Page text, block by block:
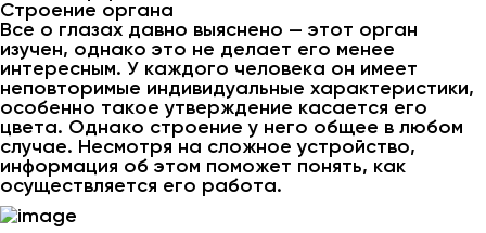
Строение органа
Все о глазах давно выяснено — этот орган
изучен, однако это не делает его менее
интересным. У каждого человека он имеет
неповторимые индивидуальные характеристики,
особенно такое утверждение касается его
цвета. Однако строение у него общее в любом
случае. Несмотря на сложное устройство,
информация об этом поможет понять, как
осуществляется его работа.